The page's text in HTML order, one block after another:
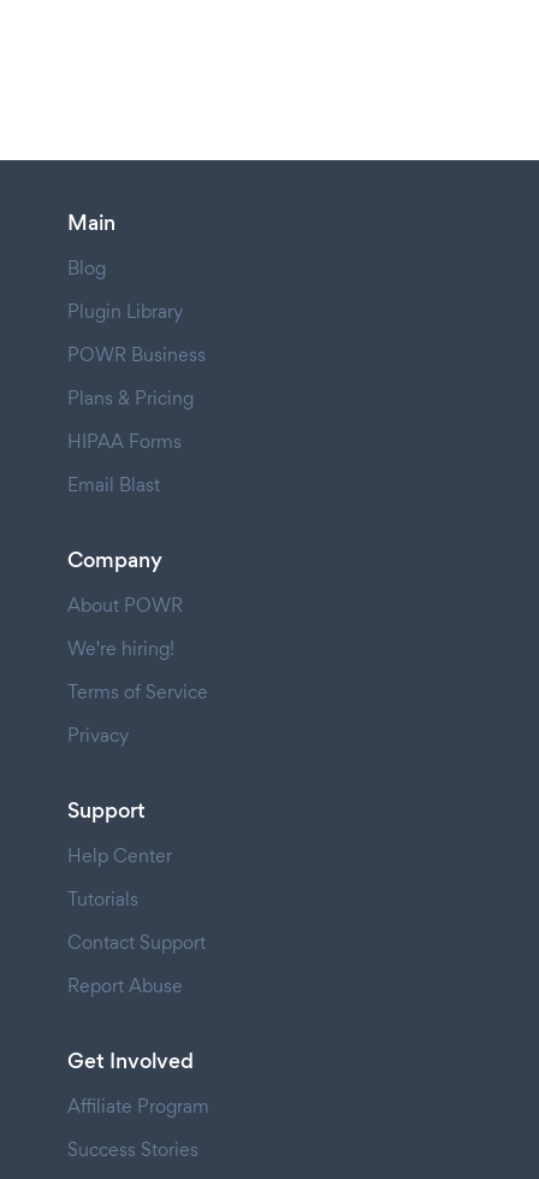
Main
Blog
Plugin Library
POWR Business
Plans & Pricing
HIPAA Forms
Email Blast
Company
About POWR
We're hiring!
Terms of Service
Privacy
Support
Help Center
Tutorials
Contact Support
Report Abuse
Get Involved
Affiliate Program
Success Stories